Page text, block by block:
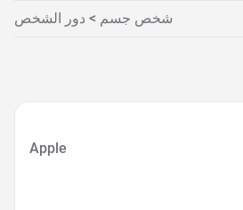
شخص جسم > دور الشخص
Apple